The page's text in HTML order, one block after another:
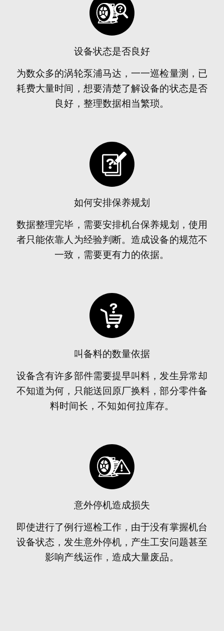
设备状态是否良好
为数众多的涡轮泵浦马达，一一巡检量测，已
耗费大量时间，想要清楚了解设备的状态是否
良好，整理数据相当繁琐。
如何安排保养规划
数据整理完毕，需要安排机台保养规划，使用
者只能依靠人为经验判断。造成设备的规范不
一致，需要更有力的依据。
叫备料的数量依据
设备含有许多部件需要提早叫料，发生异常却
不知道为何，只能送回原厂换料，部分零件备
料时间长，不知如何拉库存。
意外停机造成损失
即使进行了例行巡检工作，由于没有掌握机台
设备状态，发生意外停机，产生工安问题甚至
影响产线运作，造成大量废品。